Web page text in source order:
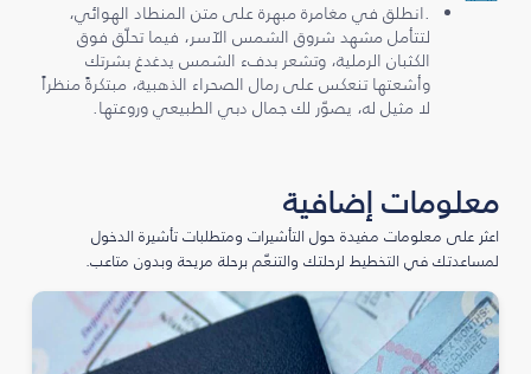
.انطلق في مغامرة مبهرة على متن المنطاد الهوائي،
لتتأمل مشهد شروق الشمس الآسر، فيما تحلّق فوق
الكثبان الرملية، وتشعر بدفء الشمس يدغدغ بشرتك
وأشعتها تنعكس على رمال الصحراء الذهبية، مبتكرةً منظراً
لا مثيل له، يصوّر لك جمال دبي الطبيعي وروعتها.
معلومات إضافية
اعثر على معلومات مفيدة حول التأشيرات ومتطلبات تأشيرة الدخول
لمساعدتك في التخطيط لرحلتك والتنعّم برحلة مريحة وبدون متاعب.